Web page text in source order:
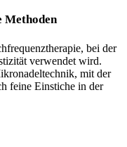
bei der
verwendet wird.
mit der
feine Einstiche in der